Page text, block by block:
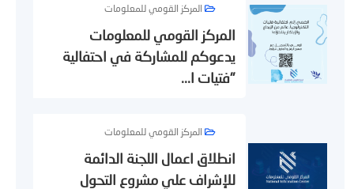
المركز القومي للمعلومات
المركز القومي للمعلومات
يدعوكم للمشاركة في احتفالية
"فتيات ا...
المركز القومي للمعلومات
انطلاق اعمال اللجنة الدائمة
للإشراف علي مشروع التحول